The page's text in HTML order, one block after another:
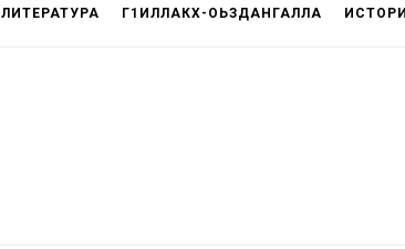
ЛИТЕРАТУРА Г1ИЛЛАКХ-ОЬЗДАНГАЛЛА ИСТОРИ